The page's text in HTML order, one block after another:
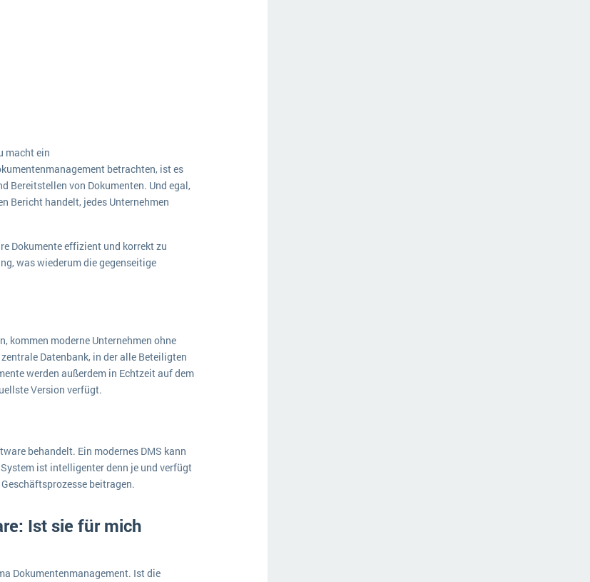
macht ein
betrachten, ist es
Bereitstellen von Dokumenten. Und egal,
Bericht handelt, jedes Unternehmen
Dokumente effizient und korrekt zu
was wiederum die gegenseitige
kommen moderne Unternehmen ohne
Datenbank, in der alle Beteiligten
werden außerdem in Echtzeit auf dem
Version verfügt.
behandelt. Ein modernes DMS kann
ist intelligenter denn je und verfügt
beitragen.
: Ist sie für mich
Dokumentenmanagement. Ist die